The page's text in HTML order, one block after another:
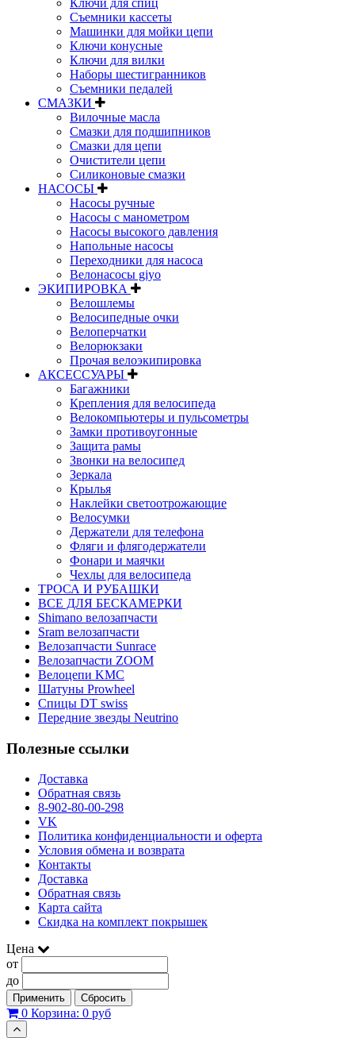
Ключи для спиц
Съемники кассеты
Машинки для мойки цепи
Ключи конусные
Ключи для вилки
Наборы шестигранников
Съемники педалей
СМАЗКИ
Вилочные масла
Смазки для подшипников
Смазки для цепи
Очистители цепи
Силиконовые смазки
НАСОСЫ
Насосы ручные
Насосы с манометром
Насосы высокого давления
Напольные насосы
Переходники для насоса
Велонасосы giyo
ЭКИПИРОВКА
Велошлемы
Велосипедные очки
Велоперчатки
Велорюкзаки
Прочая велоэкипировка
АКСЕССУАРЫ
Багажники
Крепления для велосипеда
Велокомпьютеры и пульсометры
Замки противоугонные
Защита рамы
Звонки на велосипед
Зеркала
Крылья
Наклейки светоотрожающие
Велосумки
Держатели для телефона
Фляги и флягодержатели
Фонари и маячки
Чехлы для велосипеда
ТРОСА И РУБАШКИ
ВСЕ ДЛЯ БЕСКАМЕРКИ
Shimano велозапчасти
Sram велозапчасти
Велозапчасти Sunrace
Велозапчасти ZOOM
Велоцепи KMC
Шатуны Prowheel
Спицы DT swiss
Передние звезды Neutrino
Полезные ссылки
Доставка
Обратная связь
8-902-80-00-298
VK
Политика конфиденциальности и оферта
Условия обмена и возврата
Контакты
Доставка
Обратная связь
Карта сайта
Скидка на комплект покрышек
Цена
от
до
Применить Сбросить
0 Корзина: 0 руб